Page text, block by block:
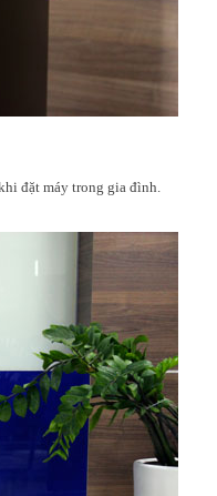
đặt máy trong gia đình.